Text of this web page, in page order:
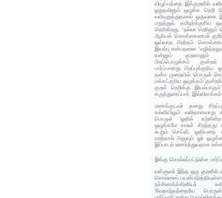
விழுப்பத்தை இக்குறளில்
ஓதுதலினும் ஒழுக்க நெறி
வலியுறுத்துதலால்
மறுத்துத் தமிழர்க்குரிய
தெரிகிறது. ‘நல்லா
ஆரியக் கொள்கையைக்
ஒவ்வாத பிறர்தம்
இயல்பு என்பதனை
என்னும் குறளானும்
பிறப்பொழுக்கம்
பார்ப்பானது
தன்ம முறையில் பொருள்
மக்கட்குரிய ஒழுக்கம்
குறள் நெறிக்கு
கருத்துரைப்பார். இவ்விளக்கம்
மணக்குடவர் தனது
கல்வியிலும் வலிதானவாறு
பொருள் 'ஓதிக் கற்கின்ற
ஒழுக்கமே சாலச்
கூறும் செய்தி. ஓதியதை
மறந்தால் அதுவும் ஓர்
இப்பாடல் உணர்த்துவதாக
இங்கு சொல்லப்பட்டுள்ள
வள்ளுவர் இந்த ஒரு குறளில்
சொல்லைப்
நச்சினார்க்கினியர்
'வேதாந்தத்தையே